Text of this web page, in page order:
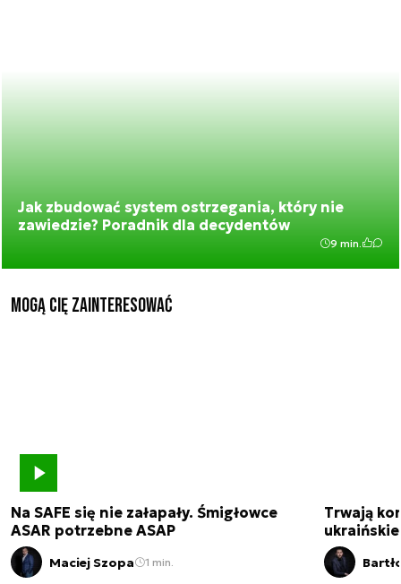
Jak zbudować system ostrzegania, który nie
zawiedzie? Poradnik dla decydentów
9 min.
Mogą Cię zainteresować
Na SAFE się nie załapały. Śmigłowce
ASAR potrzebne ASAP
Maciej Szopa 1 min.
Trwają